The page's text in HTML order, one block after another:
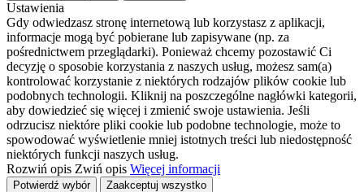
Ustawienia
Gdy odwiedzasz stronę internetową lub korzystasz z aplikacji,
informacje mogą być pobierane lub zapisywane (np. za
pośrednictwem przeglądarki). Ponieważ chcemy pozostawić Ci
decyzję o sposobie korzystania z naszych usług, możesz sam(a)
kontrolować korzystanie z niektórych rodzajów plików cookie lub
podobnych technologii. Kliknij na poszczególne nagłówki kategorii,
aby dowiedzieć się więcej i zmienić swoje ustawienia. Jeśli
odrzucisz niektóre pliki cookie lub podobne technologie, może to
spowodować wyświetlenie mniej istotnych treści lub niedostępność
niektórych funkcji naszych usług.
Rozwiń opis Zwiń opis Więcej informacji
Potwierdź wybór
Zaakceptuj wszystko